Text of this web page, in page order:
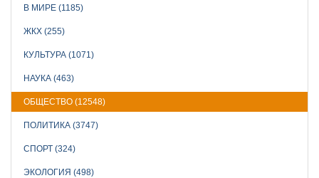
В МИРЕ (1185)
ЖКХ (255)
КУЛЬТУРА (1071)
НАУКА (463)
ОБЩЕСТВО (12548)
ПОЛИТИКА (3747)
СПОРТ (324)
ЭКОЛОГИЯ (498)